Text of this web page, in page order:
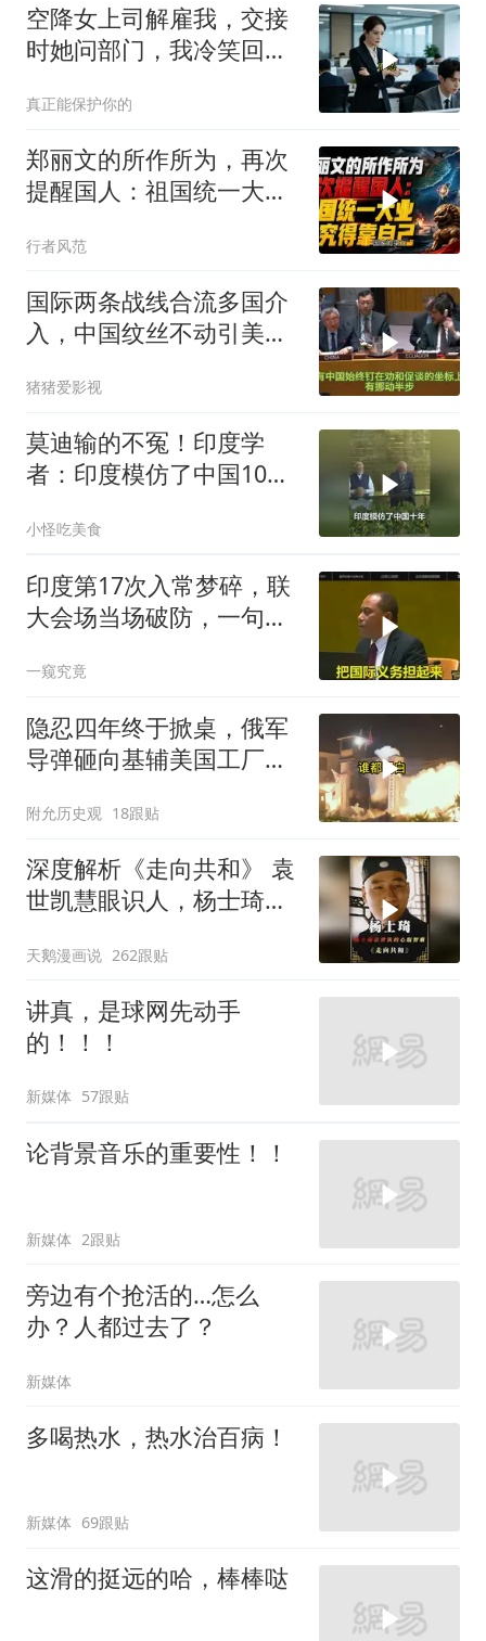
空降女上司解雇我，交接
时她问部门，我冷笑回
真正能保护你的
郑丽文的所作所为，再次
提醒国人：祖国统一大
行者风范
国际两条战线合流多国介
入，中国纹丝不动引美方
猪猪爱影视
莫迪输的不冤！印度学
者：印度模仿了中国10
小怪吃美食
印度第17次入常梦碎，联
大会场当场破防，一句话
一窥究竟
隐忍四年终于掀桌，俄军
导弹砸向基辅美国工厂，
附允历史观 18跟贴
深度解析《走向共和》 袁
世凯慧眼识人，杨士琦确
天鹅漫画说 262跟贴
讲真，是球网先动手
的！！！
新媒体 57跟贴
论背景音乐的重要性！！
新媒体 2跟贴
旁边有个抢活的…怎么
办？人都过去了？
新媒体
多喝热水，热水治百病！
新媒体 69跟贴
这滑的挺远的哈，棒棒哒